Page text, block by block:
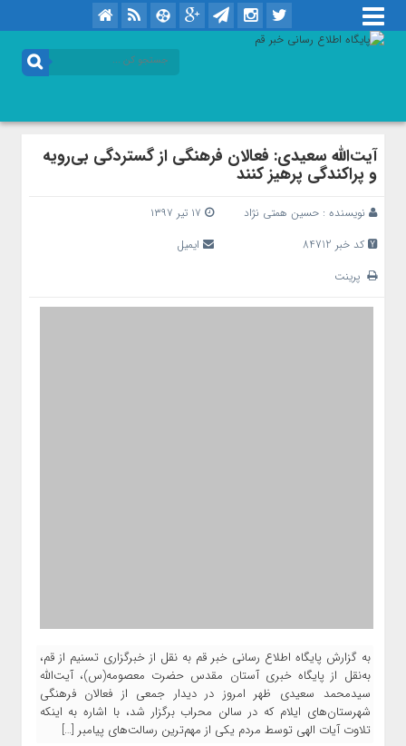
آیت‌الله سعیدی: فعالان فرهنگی از گستردگی بی‌رویه
و پراکندگی پرهیز کنند
نویسنده : حسین همتی نژاد
کد خبر 84712
ایمیل
پرینت
به گزارش پایگاه اطلاع رسانی خبر قم به نقل از خبرگزاری تسنیم از قم،
به‌نقل از پایگاه خبری آستان مقدس حضرت معصومه(س)، آیت‌الله
سیدمحمد سعیدی ظهر امروز در دیدار جمعی از فعالان فرهنگی
شهرستان‌های ایلام که در سالن محراب برگزار شد، با اشاره به اینکه
تلاوت آیات الهی توسط مردم یکی از مهم‌ترین رسالت‌های پیامبر […]